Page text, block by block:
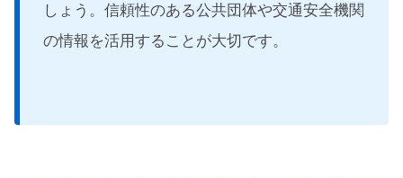
しょう。信頼性のある公共団体や交通安全機関
の情報を活用することが大切です。